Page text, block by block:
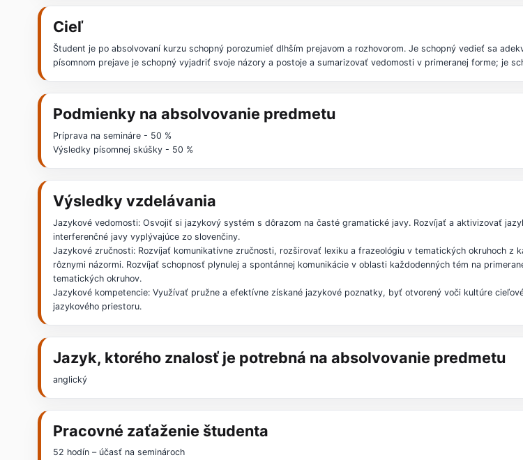
Cieľ
Študent je po absolvovaní kurzu schopný porozumieť dlhším prejavom a rozhovorom. Je schopný vedieť sa
písomnom prejave je schopný vyjadriť svoje názory a postoje a sumarizovať vedomosti v primeranej forme; je
Podmienky na absolvovanie predmetu
Príprava na semináre - 50 %
Výsledky písomnej skúšky - 50 %
Výsledky vzdelávania
Jazykové vedomosti: Osvojiť si jazykový systém s dôrazom na časté gramatické javy. Rozvíjať a aktivizovať
interferenčné javy vyplývajúce zo slovenčiny.
Jazykové zručnosti: Rozvíjať komunikatívne zručnosti, rozširovať lexiku a frazeológiu v tematických okruhoch
rôznymi názormi. Rozvíjať schopnosť plynulej a spontánnej komunikácie v oblasti každodenných tém na
tematických okruhov.
Jazykové kompetencie: Využívať pružne a efektívne získané jazykové poznatky, byť otvorený voči kultúre
jazykového priestoru.
Jazyk, ktorého znalosť je potrebná na absolvovanie predmetu
anglický
Pracovné zaťaženie študenta
52 hodín – účasť na seminároch